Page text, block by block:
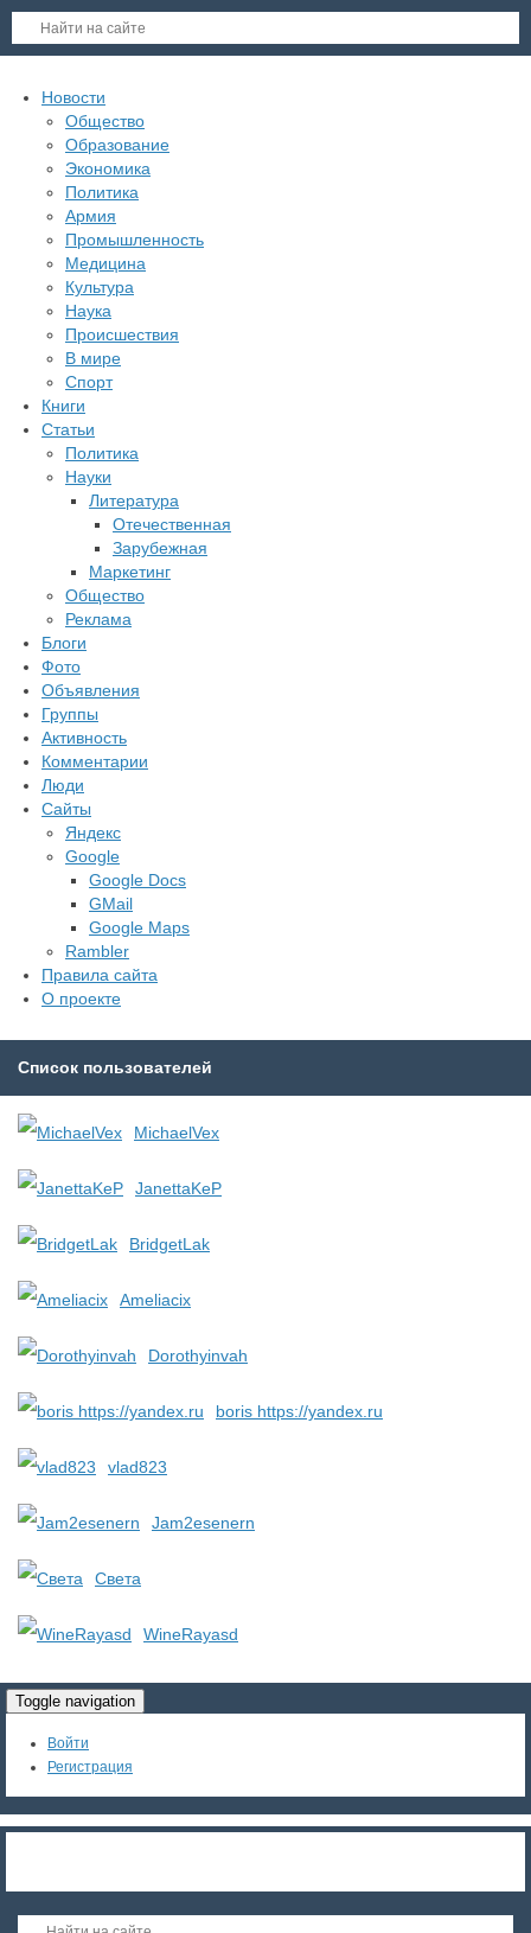
Новости
Общество
Образование
Экономика
Политика
Армия
Промышленность
Медицина
Культура
Наука
Происшествия
В мире
Спорт
Книги
Статьи
Политика
Науки
Литература
Отечественная
Зарубежная
Маркетинг
Общество
Реклама
Блоги
Фото
Объявления
Группы
Активность
Комментарии
Люди
Сайты
Яндекс
Google
Google Docs
GMail
Google Maps
Rambler
Правила сайта
О проекте
Список пользователей
MichaelVex
JanettaKeP
BridgetLak
Ameliacix
Dorothyinvah
boris https://yandex.ru
vlad823
Jam2esenern
Света
WineRayasd
Toggle navigation
Войти
Регистрация